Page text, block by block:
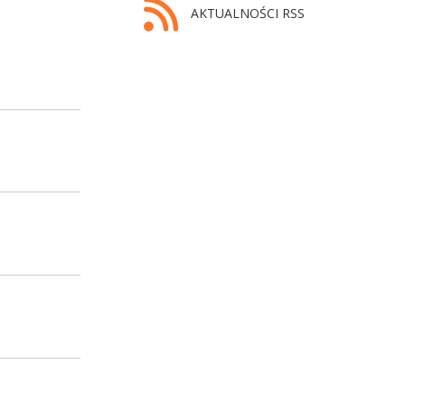
AKTUALNOŚCI RSS